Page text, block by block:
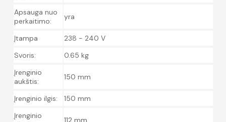
Apsauga nuo
perkaitimo:
yra
Įtampa
238 - 240 V
Svoris:
0.65 kg
Įrenginio
aukštis:
150 mm
Įrenginio ilgis:
150 mm
Įrenginio
112 mm